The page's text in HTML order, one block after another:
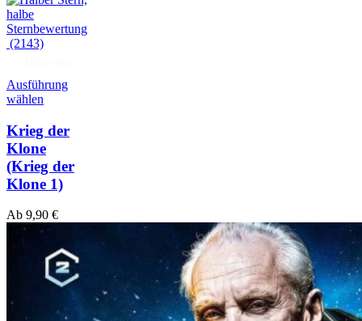
(2143)
Ausführung
wählen
Krieg der
Klone
(Krieg der
Klone 1)
Ab 9,90 €